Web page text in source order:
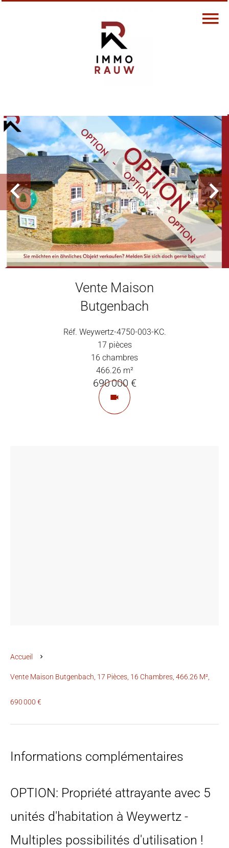
Vente Maison
Butgenbach
Réf. Weywertz-4750-003-KC.
17 pièces
16 chambres
466.26 m²
690 000 €
Accueil
Vente Maison Butgenbach, 17 Pièces, 16 Chambres, 466.26 M²,
690 000 €
Informations complémentaires
OPTION: Propriété attrayante avec 5
unités d'habitation à Weywertz -
Multiples possibilités d'utilisation !